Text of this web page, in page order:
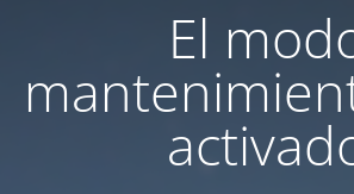
El